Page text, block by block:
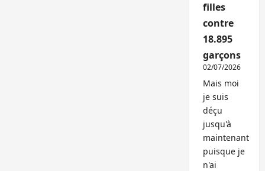
filles
contre
18.895
garçons
02/07/2026
Mais moi
je suis
déçu
jusqu'à
maintenant
puisque je
n'ai